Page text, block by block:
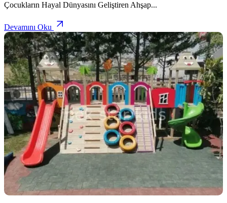
Çocukların Hayal Dünyasını Geliştiren Ahşap...
Devamını Oku